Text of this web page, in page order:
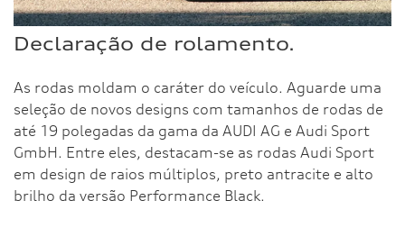
Declaração de rolamento.
As rodas moldam o caráter do veículo. Aguarde uma
seleção de novos designs com tamanhos de rodas de
até 19 polegadas da gama da AUDI AG e Audi Sport
GmbH. Entre eles, destacam-se as rodas Audi Sport
em design de raios múltiplos, preto antracite e alto
brilho da versão Performance Black.